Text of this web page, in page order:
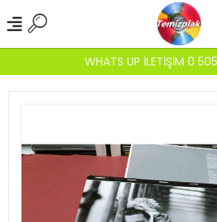
WHATS UP İLETİŞİM 0